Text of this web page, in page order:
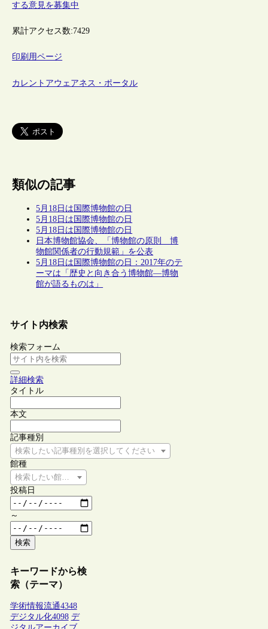
する意見を募集中
累計アクセス数:7429
印刷用ページ
カレントアウェアネス・ポータル
類似の記事
5月18日は国際博物館の日
5月18日は国際博物館の日
5月18日は国際博物館の日
日本博物館協会、「博物館の原則 博
物館関係者の行動規範」を公表
5月18日は国際博物館の日：2017年のテ
ーマは「歴史と向き合う博物館―博物
館が語るものは」
サイト内検索
検索フォーム
詳細検索
タイトル
本文
記事種別
検索したい記事種別を選択してください
館種
検索したい館種を選択してください
投稿日
～
検索
キーワードから検
索（テーマ）
学術情報流通4348
デジタル化4098 デ